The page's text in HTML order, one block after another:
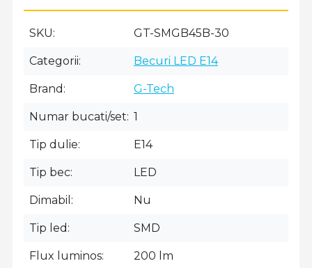
SKU GT-SMGB45B-30
Categorii Becuri LED E14
Brand G-Tech
Numar bucati/set 1
Tip dulie E14
Tip bec LED
Dimabil Nu
Tip led SMD
Flux luminos 200 lm